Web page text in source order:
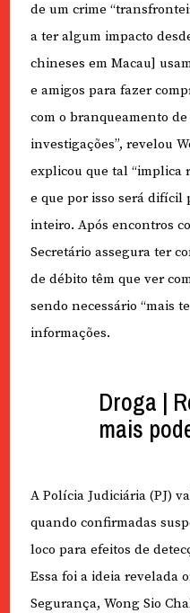
de um crime
a ter algum impacto
chineses em Macau]
e amigos para fazer
com o branqueamento
investigações”, revelou
explicou que tal “implica
e que por isso será difícil
inteiro. Após encontros
Secretário assegura ter
de débito têm que ver
sendo necessário “mais
informações.
Droga |
mais
A Polícia Judiciária (PJ)
quando confirmadas
loco para efeitos de
Essa foi a ideia revelada
Segurança, Wong Sio